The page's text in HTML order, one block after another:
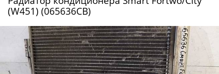
(W451) (065636СВ)